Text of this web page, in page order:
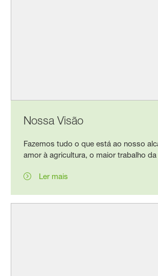
Nossa Visão
Fazemos tudo o que está ao nosso
amor à agricultura, o maior trabalho da
Ler mais